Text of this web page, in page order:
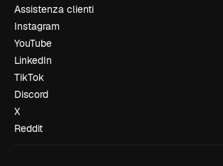
Assistenza clienti
Instagram
YouTube
LinkedIn
TikTok
Discord
X
Reddit